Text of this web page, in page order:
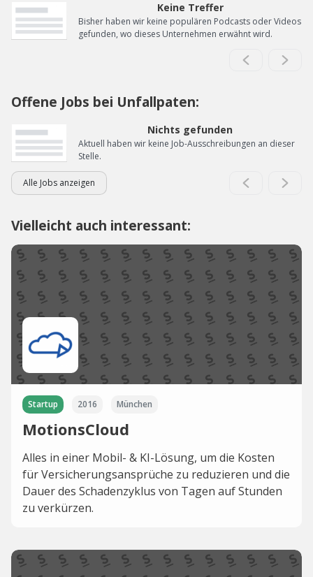
Keine Treffer
Bisher haben wir keine populären Podcasts oder Videos
gefunden, wo dieses Unternehmen erwähnt wird.
Offene Jobs bei Unfallpaten:
Nichts gefunden
Aktuell haben wir keine Job-Ausschreibungen an dieser
Stelle.
Alle Jobs anzeigen
Vielleicht auch interessant:
Startup 2016 München
MotionsCloud
Alles in einer Mobil- & KI-Lösung, um die Kosten
für Versicherungsansprüche zu reduzieren und die
Dauer des Schadenzyklus von Tagen auf Stunden
zu verkürzen.